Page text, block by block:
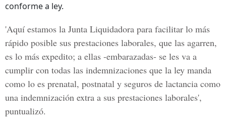
conforme a ley.
'Aquí estamos la Junta Liquidadora para facilitar lo más
rápido posible sus prestaciones laborales, que las agarren,
es lo más expedito; a ellas -embarazadas- se les va a
cumplir con todas las indemnizaciones que la ley manda
como lo es prenatal, postnatal y seguros de lactancia como
una indemnización extra a sus prestaciones laborales',
puntualizó.